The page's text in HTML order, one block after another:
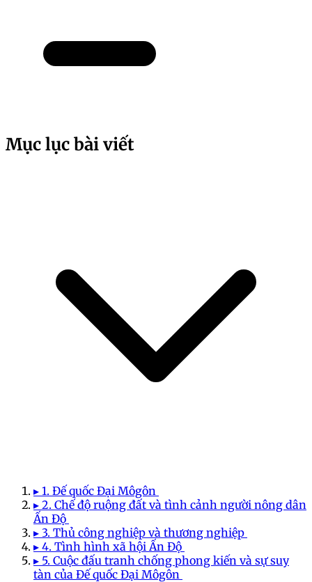
Mục lục bài viết
▸ 1. Đế quốc Đại Môgôn
▸ 2. Chế độ ruộng đất và tình cảnh người nông dân
Ấn Độ
▸ 3. Thủ công nghiệp và thương nghiệp
▸ 4. Tình hình xã hội Ấn Độ
▸ 5. Cuộc đấu tranh chống phong kiến và sự suy
tàn của Đế quốc Đại Môgôn